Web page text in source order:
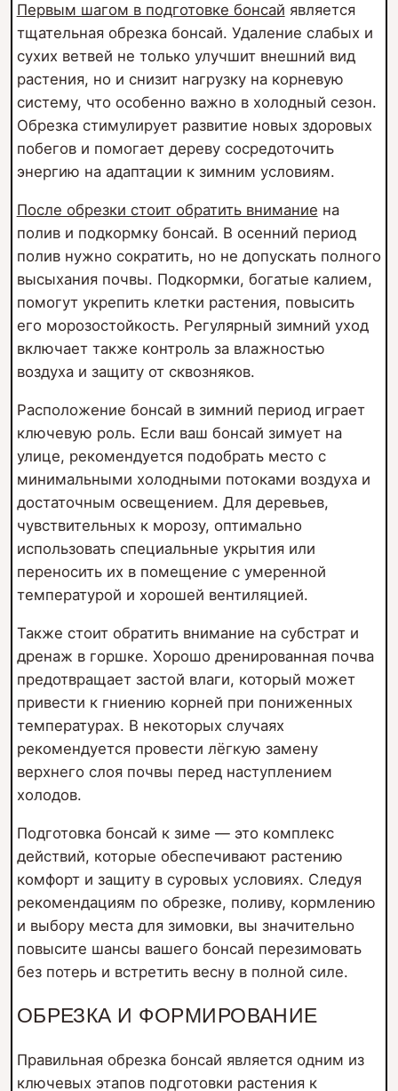
Первым шагом в подготовке бонсай является
тщательная обрезка бонсай. Удаление слабых и
сухих ветвей не только улучшит внешний вид
растения, но и снизит нагрузку на корневую
систему, что особенно важно в холодный сезон.
Обрезка стимулирует развитие новых здоровых
побегов и помогает дереву сосредоточить
энергию на адаптации к зимним условиям.
После обрезки стоит обратить внимание на
полив и подкормку бонсай. В осенний период
полив нужно сократить, но не допускать полного
высыхания почвы. Подкормки, богатые калием,
помогут укрепить клетки растения, повысить
его морозостойкость. Регулярный зимний уход
включает также контроль за влажностью
воздуха и защиту от сквозняков.
Расположение бонсай в зимний период играет
ключевую роль. Если ваш бонсай зимует на
улице, рекомендуется подобрать место с
минимальными холодными потоками воздуха и
достаточным освещением. Для деревьев,
чувствительных к морозу, оптимально
использовать специальные укрытия или
переносить их в помещение с умеренной
температурой и хорошей вентиляцией.
Также стоит обратить внимание на субстрат и
дренаж в горшке. Хорошо дренированная почва
предотвращает застой влаги, который может
привести к гниению корней при пониженных
температурах. В некоторых случаях
рекомендуется провести лёгкую замену
верхнего слоя почвы перед наступлением
холодов.
Подготовка бонсай к зиме — это комплекс
действий, которые обеспечивают растению
комфорт и защиту в суровых условиях. Следуя
рекомендациям по обрезке, поливу, кормлению
и выбору места для зимовки, вы значительно
повысите шансы вашего бонсай перезимовать
без потерь и встретить весну в полной силе.
ОБРЕЗКА И ФОРМИРОВАНИЕ
Правильная обрезка бонсай является одним из
ключевых этапов подготовки растения к